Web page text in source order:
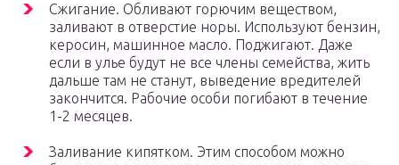
Сжигание. Обливают горючим веществом,
заливают в отверстие норы. Используют бензин,
керосин, машинное масло. Поджигают. Даже
если в улье будут не все члены семейства, жить
дальше там не станут, выведение вредителей
закончится. Рабочие особи погибают в течение
1-2 месяцев.
Заливание кипятком. Этим способом можно